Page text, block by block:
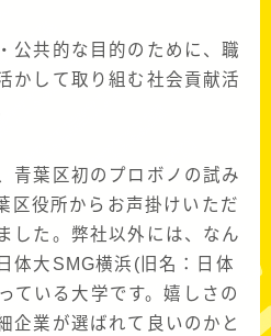
公共的な目的のために、職
かして取り組む社会貢献活
青葉区初のプロボノの試み
区役所からお声掛けいただ
した。弊社以外には、なん
体大SMG横浜(旧名：日体
ている大学です。嬉しさの
企業が選ばれて良いのかと